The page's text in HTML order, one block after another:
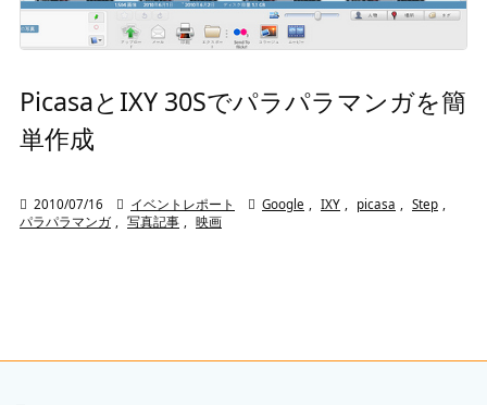
PicasaとIXY 30Sでパラパラマンガを簡
単作成
 2010/07/16  イベントレポート  Google IXY picasa Step
パラパラマンガ
写真記事 映画